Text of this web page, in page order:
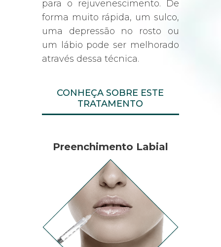
para o rejuvenescimento. De
forma muito rápida, um sulco,
uma depressão no rosto ou
um lábio pode ser melhorado
através dessa técnica.
CONHEÇA SOBRE ESTE
TRATAMENTO
Preenchimento Labial